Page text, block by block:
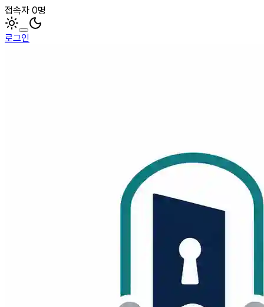
접속자 0명
로그인